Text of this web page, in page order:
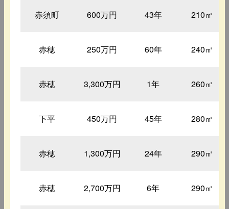
赤須町 600万円 43年 210㎡
赤穂 250万円 60年 240㎡
赤穂 3,300万円 1年 260㎡
下平 450万円 45年 280㎡
赤穂 1,300万円 24年 290㎡
赤穂 2,700万円 6年 290㎡